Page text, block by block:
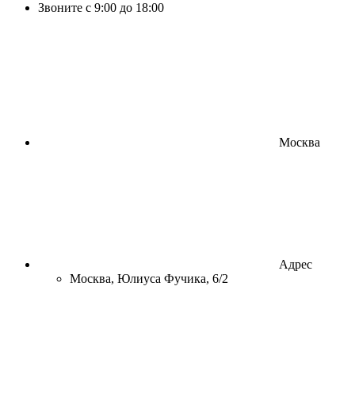
Звоните с 9:00 до 18:00
Москва
Адрес
Москва, Юлиуса Фучика, 6/2